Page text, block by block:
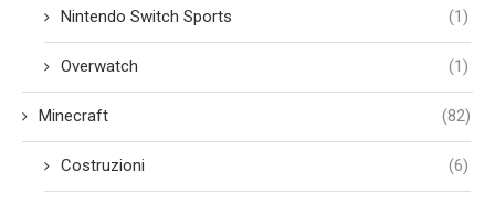
Nintendo Switch Sports (1)
Overwatch (1)
Minecraft (82)
Costruzioni (6)